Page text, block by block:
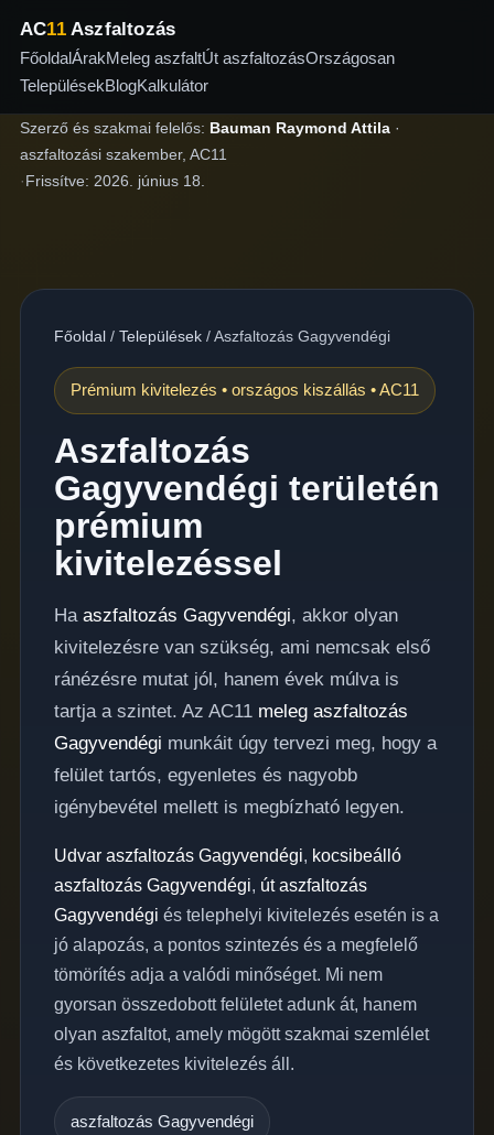
AC11Aszfaltozás
FőoldalÁrakMeleg aszfaltÚt aszfaltozásOrszágosan
TelepülésekBlogKalkulátor
Szerző és szakmai felelős: Bauman Raymond Attila·
aszfaltozási szakember, AC11
·Frissítve: 2026. június 18.
Főoldal/ Települések/Aszfaltozás Gagyvendégi
Prémium kivitelezés • országos kiszállás • AC11
Aszfaltozás
Gagyvendégi területén
prémium
kivitelezéssel
Ha aszfaltozás Gagyvendégi, akkor olyan
kivitelezésre van szükség, ami nemcsak első
ránézésre mutat jól, hanem évek múlva is
tartja a szintet. Az AC11 meleg aszfaltozás
Gagyvendégi munkáit úgy tervezi meg, hogy a
felület tartós, egyenletes és nagyobb
igénybevétel mellett is megbízható legyen.
Udvar aszfaltozás Gagyvendégi, kocsibeálló
aszfaltozás Gagyvendégi, út aszfaltozás
Gagyvendégi és telephelyi kivitelezés esetén is a
jó alapozás, a pontos szintezés és a megfelelő
tömörítés adja a valódi minőséget. Mi nem
gyorsan összedobott felületet adunk át, hanem
olyan aszfaltot, amely mögött szakmai szemlélet
és következetes kivitelezés áll.
aszfaltozás Gagyvendégi